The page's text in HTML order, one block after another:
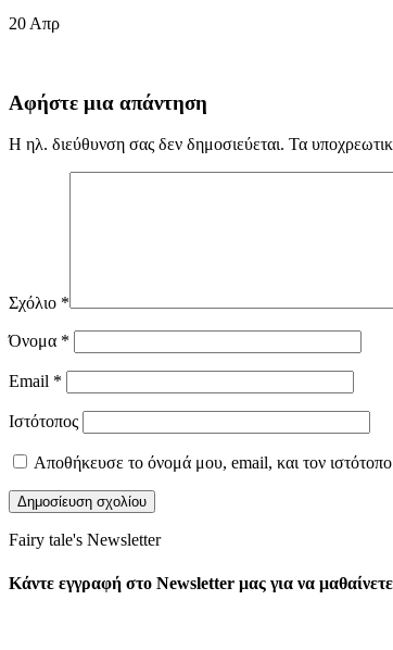
20 Απρ
Αφήστε μια απάντηση
Η ηλ. διεύθυνση σας δεν δημοσιεύεται. Τα
Σχόλιο *
Όνομα *
Email *
Ιστότοπος
Αποθήκευσε το όνομά μου, email, και τον
Fairy tale's Newsletter
Κάντε εγγραφή στο Newsletter μας για να